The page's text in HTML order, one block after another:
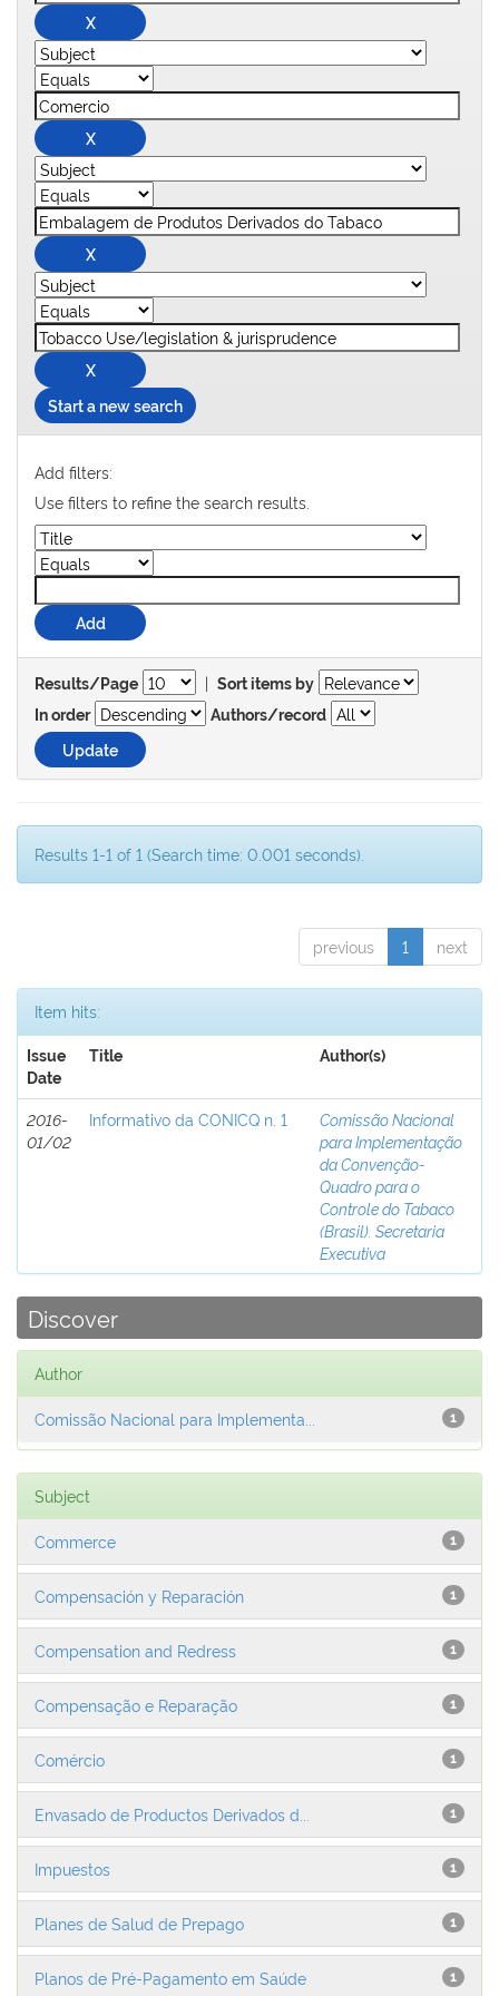
Start a new search
Add filters:
Use filters to refine the search results.
Results/Page | Sort items by
In order
Authors/record
Results 1-1 of 1 (Search time: 0.001 seconds).
previous 1 next
Item hits:
Issue
Date
Title Author(s)
2016-
01/02
Informativo da CONICQ n. 1
Comissão Nacional
para Implementação
da Convenção-
Quadro para o
Controle do Tabaco
(Brasil). Secretaria
Executiva
Discover
Author
1
Comissão Nacional para Implementa...
Subject
1
Commerce
1
Compensación y Reparación
1
Compensation and Redress
1
Compensação e Reparação
1
Comércio
1
Envasado de Productos Derivados d...
1
Impuestos
1
Planes de Salud de Prepago
1
Planos de Pré-Pagamento em Saúde